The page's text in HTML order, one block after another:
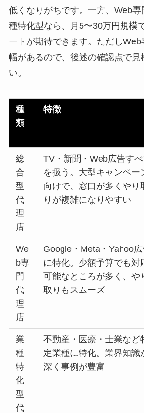
低くなりがちです。一方、Web専
種特化型なら、月5〜30万円規模
ートが期待できます。ただし
幅があるので、後述の確認点で見
い。
種
類
特徴
総
合
型
代
理
店
TV・新聞・Web広告すべ
を扱う。大型キャンペー
向けで、窓口が多くやり
りが複雑になりやすい
We
b専
門
代
理
店
Google・Meta・Yahoo
に特化。少額予算でも対
可能なところが多く、や
取りもスムーズ
業
種
特
化
型
代
不動産・医療・士業など
定業種に特化。業界知識
深く事例が豊富